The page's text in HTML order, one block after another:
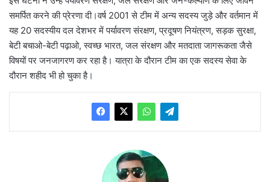
समर्पित करने की प्रेरणा दी।वर्ष 2001 से टीम में अन्य सदस्य जुड़े और वर्तमान में
यह 20 सदस्यीय दल देशभर में पर्यावरण संरक्षण, प्रदूषण नियंत्रण, सड़क सुरक्षा,
बेटी बचाओ-बेटी पढ़ाओ, स्वच्छ भारत, जल संरक्षण और मतदाता जागरूकता जैसे
विषयों पर जनजागरण कर रहा है। यात्रा के दौरान टीम का एक सदस्य सेवा के
दौरान शहीद भी हो चुका है।